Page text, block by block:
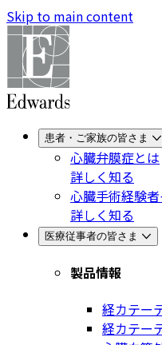
Skip to main content
患者・ご家族の皆さま
心臓弁膜症とは
詳しく知る
心臓手術経験
詳しく知る
医療従事者の皆さま
製品情報
経カテー
経カテー